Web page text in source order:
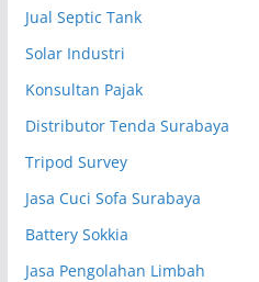
Jual Septic Tank
Solar Industri
Konsultan Pajak
Distributor Tenda Surabaya
Tripod Survey
Jasa Cuci Sofa Surabaya
Battery Sokkia
Jasa Pengolahan Limbah